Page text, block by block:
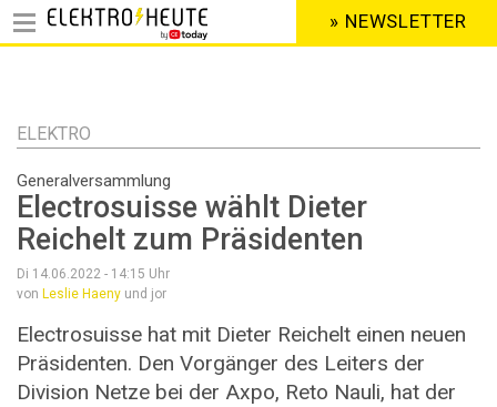
Inhalt
HEADER
MENU
» NEWSLETTER
ELEKTRO
Generalversammlung
Electrosuisse wählt Dieter
Reichelt zum Präsidenten
Di 14.06.2022 - 14:15 Uhr
von Leslie Haeny und jor
Electrosuisse hat mit Dieter Reichelt einen neuen
Präsidenten. Den Vorgänger des Leiters der
Division Netze bei der Axpo, Reto Nauli, hat der